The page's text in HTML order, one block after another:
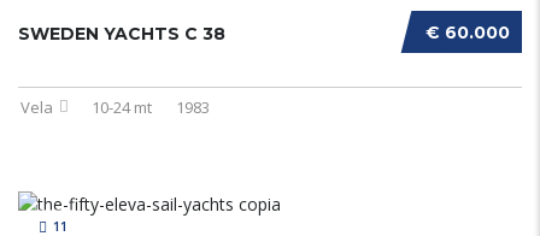
€ 60.000
SWEDEN YACHTS C 38
Vela 10-24 mt 1983
11